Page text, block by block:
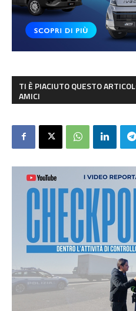
TI È PIACIUTO QUESTO
AMICI